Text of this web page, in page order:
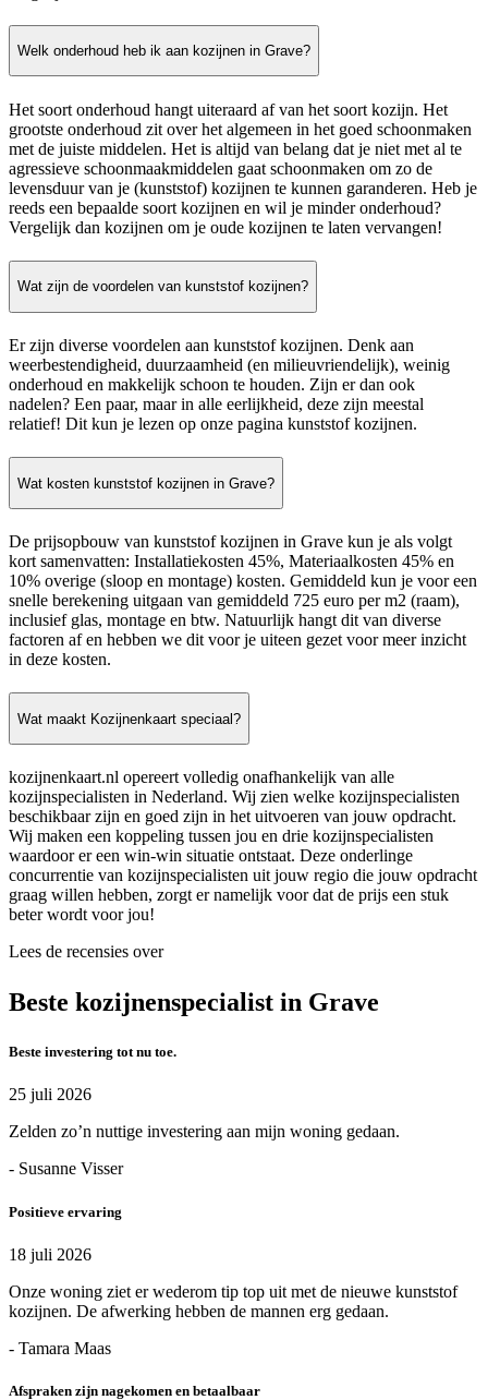
Welk onderhoud heb ik aan kozijnen in Grave?
Het soort onderhoud hangt uiteraard af van het soort kozijn. Het
grootste onderhoud zit over het algemeen in het goed schoonmaken
met de juiste middelen. Het is altijd van belang dat je niet met al te
agressieve schoonmaakmiddelen gaat schoonmaken om zo de
levensduur van je (kunststof) kozijnen te kunnen garanderen. Heb je
reeds een bepaalde soort kozijnen en wil je minder onderhoud?
Vergelijk dan kozijnen om je oude kozijnen te laten vervangen!
Wat zijn de voordelen van kunststof kozijnen?
Er zijn diverse voordelen aan kunststof kozijnen. Denk aan
weerbestendigheid, duurzaamheid (en milieuvriendelijk), weinig
onderhoud en makkelijk schoon te houden. Zijn er dan ook
nadelen? Een paar, maar in alle eerlijkheid, deze zijn meestal
relatief! Dit kun je lezen op onze pagina kunststof kozijnen.
Wat kosten kunststof kozijnen in Grave?
De prijsopbouw van kunststof kozijnen in Grave kun je als volgt
kort samenvatten: Installatiekosten 45%, Materiaalkosten 45% en
10% overige (sloop en montage) kosten. Gemiddeld kun je voor een
snelle berekening uitgaan van gemiddeld 725 euro per m2 (raam),
inclusief glas, montage en btw. Natuurlijk hangt dit van diverse
factoren af en hebben we dit voor je uiteen gezet voor meer inzicht
in deze kosten.
Wat maakt Kozijnenkaart speciaal?
kozijnenkaart.nl opereert volledig onafhankelijk van alle
kozijnspecialisten in Nederland. Wij zien welke kozijnspecialisten
beschikbaar zijn en goed zijn in het uitvoeren van jouw opdracht.
Wij maken een koppeling tussen jou en drie kozijnspecialisten
waardoor er een win-win situatie ontstaat. Deze onderlinge
concurrentie van kozijnspecialisten uit jouw regio die jouw opdracht
graag willen hebben, zorgt er namelijk voor dat de prijs een stuk
beter wordt voor jou!
Lees de recensies over
Beste kozijnenspecialist in Grave
Beste investering tot nu toe.
25 juli 2026
Zelden zo’n nuttige investering aan mijn woning gedaan.
- Susanne Visser
Positieve ervaring
18 juli 2026
Onze woning ziet er wederom tip top uit met de nieuwe kunststof
kozijnen. De afwerking hebben de mannen erg gedaan.
- Tamara Maas
Afspraken zijn nagekomen en betaalbaar